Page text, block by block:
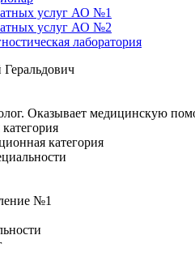
услуг АО №1
услуг АО №2
лаборатория
Оказывает медицинскую
категория
№1